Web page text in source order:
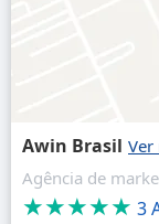
Awin Brasil
Agência de
★★★★★ 3